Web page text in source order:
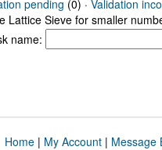
pending (0) · Validation
Lattice Sieve for smaller
name:
Home| My Account| Message